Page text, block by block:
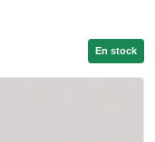
En stock